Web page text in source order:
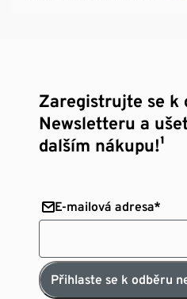
Zaregistrujte se k
Newsletteru a
dalším nákupu!¹
E-mailová adresa*
Přihlaste se k odběru